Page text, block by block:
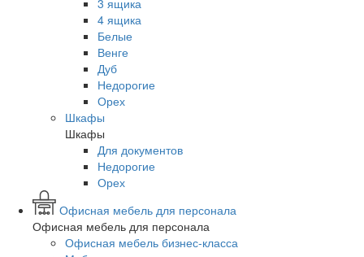
3 ящика
4 ящика
Белые
Венге
Дуб
Недорогие
Орех
Шкафы
Шкафы
Для документов
Недорогие
Орех
Офисная мебель для персонала
Офисная мебель для персонала
Офисная мебель бизнес-класса